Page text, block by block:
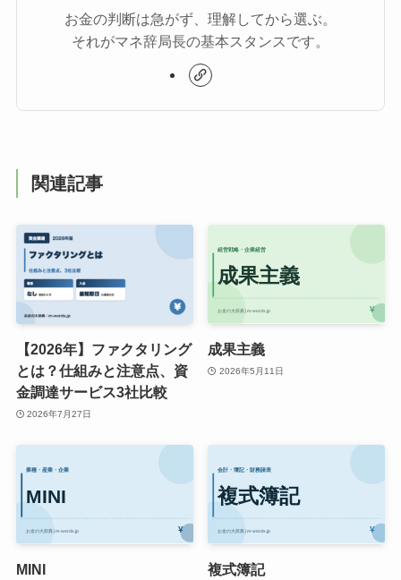
お金の判断は急がず、理解してから選ぶ。
それがマネ辞局長の基本スタンスです。
関連記事
【2026年】ファクタリング
とは？仕組みと注意点、資
金調達サービス3社比較
2026年7月27日
成果主義
2026年5月11日
MINI 複式簿記